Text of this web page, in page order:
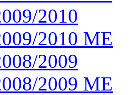
2010
2010 ME
2009
2009 ME